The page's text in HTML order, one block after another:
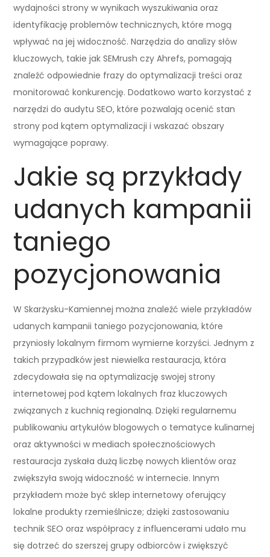
wydajności strony w wynikach wyszukiwania oraz
identyfikację problemów technicznych, które mogą
wpływać na jej widoczność. Narzędzia do analizy słów
kluczowych, takie jak SEMrush czy Ahrefs, pomagają
znaleźć odpowiednie frazy do optymalizacji treści oraz
monitorować konkurencję. Dodatkowo warto korzystać z
narzędzi do audytu SEO, które pozwalają ocenić stan
strony pod kątem optymalizacji i wskazać obszary
wymagające poprawy.
Jakie są przykłady
udanych kampanii
taniego
pozycjonowania
W Skarżysku-Kamiennej można znaleźć wiele przykładów
udanych kampanii taniego pozycjonowania, które
przyniosły lokalnym firmom wymierne korzyści. Jednym z
takich przypadków jest niewielka restauracja, która
zdecydowała się na optymalizację swojej strony
internetowej pod kątem lokalnych fraz kluczowych
związanych z kuchnią regionalną. Dzięki regularnemu
publikowaniu artykułów blogowych o tematyce kulinarnej
oraz aktywności w mediach społecznościowych
restauracja zyskała dużą liczbę nowych klientów oraz
zwiększyła swoją widoczność w internecie. Innym
przykładem może być sklep internetowy oferujący
lokalne produkty rzemieślnicze; dzięki zastosowaniu
technik SEO oraz współpracy z influencerami udało mu
się dotrzeć do szerszej grupy odbiorców i zwiększyć